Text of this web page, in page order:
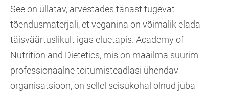
See on üllatav, arvestades tänast tugevat
tõendusmaterjali, et veganina on võimalik elada
täisväärtuslikult igas eluetapis. Academy of
Nutrition and Dietetics, mis on maailma suurim
professionaalne toitumisteadlasi ühendav
organisatsioon, on sellel seisukohal olnud juba